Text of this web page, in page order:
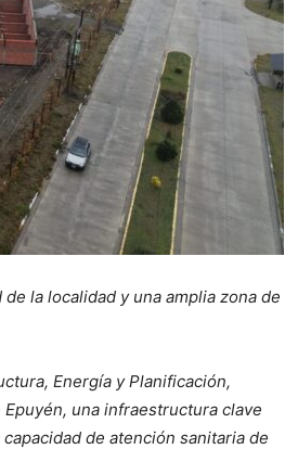
la localidad y una amplia zona de
Energía y Planificación,
una infraestructura clave
de atención sanitaria de